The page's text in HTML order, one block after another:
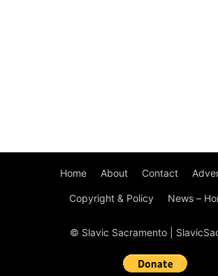
Home About Contact
Copyright & Policy News –
© Slavic Sacramento |